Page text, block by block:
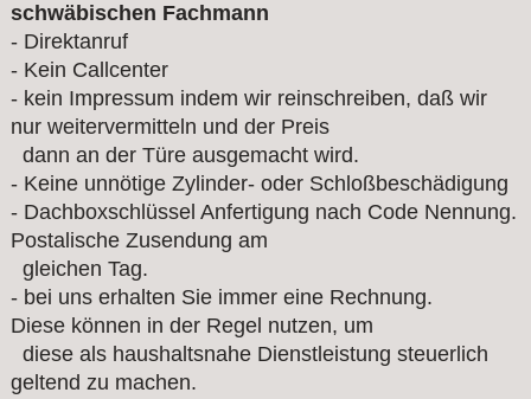
schwäbischen Fachmann
- Direktanruf
- Kein Callcenter
- kein Impressum indem wir reinschreiben, daß wir
nur weitervermitteln und der Preis
dann an der Türe ausgemacht wird.
- Keine unnötige Zylinder- oder Schloßbeschädigung
- Dachboxschlüssel Anfertigung nach Code Nennung.
Postalische Zusendung am
gleichen Tag.
- bei uns erhalten Sie immer eine Rechnung.
Diese können in der Regel nutzen, um
diese als haushaltsnahe Dienstleistung steuerlich
geltend zu machen.